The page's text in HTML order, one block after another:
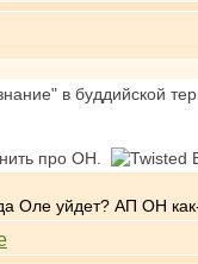
в буддийской
про ОН.
Оле уйдет? АП ОН